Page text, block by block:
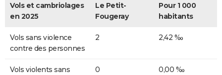
Vols et cambriolages
en 2025
Le Petit-
Fougeray
Pour 1 000
habitants
Vols sans violence
contre des personnes
2 2,42 ‰
Vols violents sans
0 0,00 ‰